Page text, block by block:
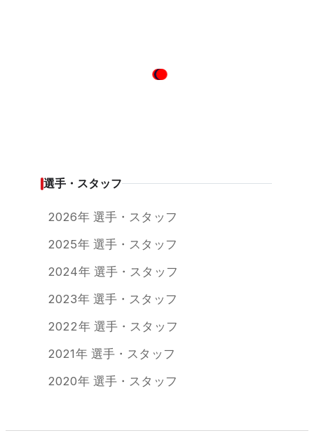
選手・スタッフ
2026年 選手・スタッフ
2025年 選手・スタッフ
2024年 選手・スタッフ
2023年 選手・スタッフ
2022年 選手・スタッフ
2021年 選手・スタッフ
2020年 選手・スタッフ